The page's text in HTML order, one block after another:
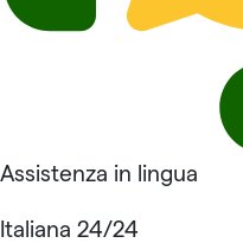
Assistenza in lingua
Italiana 24/24